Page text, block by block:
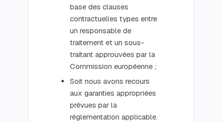
base des clauses
contractuelles types entre
un responsable de
traitement et un sous-
traitant approuvées par la
Commission européenne ;
Soit nous avons recours
aux garanties appropriées
prévues par la
réglementation applicable.